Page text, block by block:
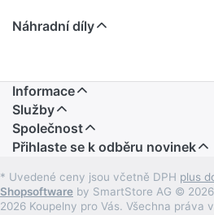
Pro mořskou vodu
Pro chemikálie a technické
Pro stlačený vzduch (třída
Pro podtlak
Pro inertní plyny (např. dusík)
Přehled použití – Geberit
Vyhledat další výrobky lze
Náhradní díly
Informace
Služby
Společnost
Přihlaste se k odběru novinek
* Uvedené ceny jsou včetně DPH plus
Shopsoftware by SmartStore AG © 2026
2026 Koupelny pro Vás. Všechna práva